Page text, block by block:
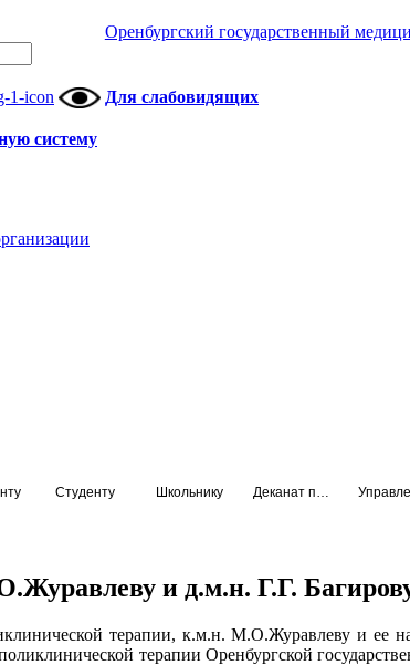
Оренбургский государственный
Для слабовидящих
систему
Студенту Школьнику
и д.м.н. Г.Г.
терапии, к.м.н. М.О.Журавлеву и ее
терапии Оренбургской